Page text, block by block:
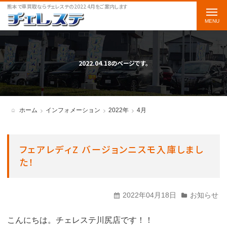
熊本で車買取ならチェレステの2022 4月をご案内します
2022.04.18のページです。
ホーム インフォメーション 2022年 4月
フェアレディZ バージョンニスモ入庫しまし
た！
2022年04月18日 お知らせ
こんにちは。チェレステ川尻店です！！
t
o
g
g
l
e